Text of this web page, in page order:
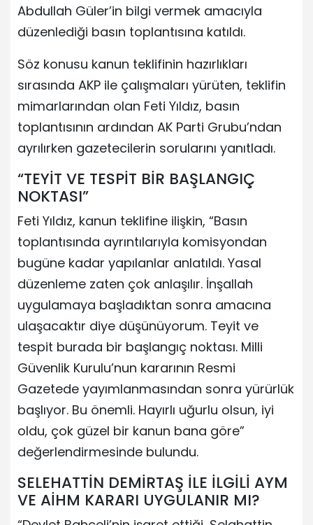
Abdullah Güler’in bilgi vermek amacıyla
düzenlediği basın toplantısına katıldı.
Söz konusu kanun teklifinin hazırlıkları
sırasında AKP ile çalışmaları yürüten, teklifin
mimarlarından olan Feti Yıldız, basın
toplantısının ardından AK Parti Grubu’ndan
ayrılırken gazetecilerin sorularını yanıtladı.
“TEYİT VE TESPİT BİR BAŞLANGIÇ
NOKTASI”
Feti Yıldız, kanun teklifine ilişkin, “Basın
toplantısında ayrıntılarıyla komisyondan
bugüne kadar yapılanlar anlatıldı. Yasal
düzenleme zaten çok anlaşılır. İnşallah
uygulamaya başladıktan sonra amacına
ulaşacaktır diye düşünüyorum. Teyit ve
tespit burada bir başlangıç noktası. Milli
Güvenlik Kurulu’nun kararının Resmi
Gazetede yayımlanmasından sonra yürürlük
başlıyor. Bu önemli. Hayırlı uğurlu olsun, iyi
oldu, çok güzel bir kanun bana göre”
değerlendirmesinde bulundu.
SELEHATTİN DEMİRTAŞ İLE İLGİLİ AYM
VE AİHM KARARI UYGULANIR MI?